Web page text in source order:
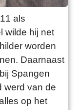
als
wilde hij net
worden
Daarnaast
Spangen
werd van de
op het